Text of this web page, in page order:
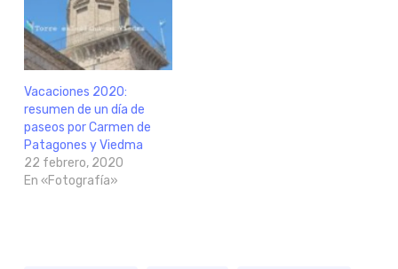
Vacaciones 2020:
resumen de un día de
paseos por Carmen de
Patagones y Viedma
22 febrero, 2020
En «Fotografía»